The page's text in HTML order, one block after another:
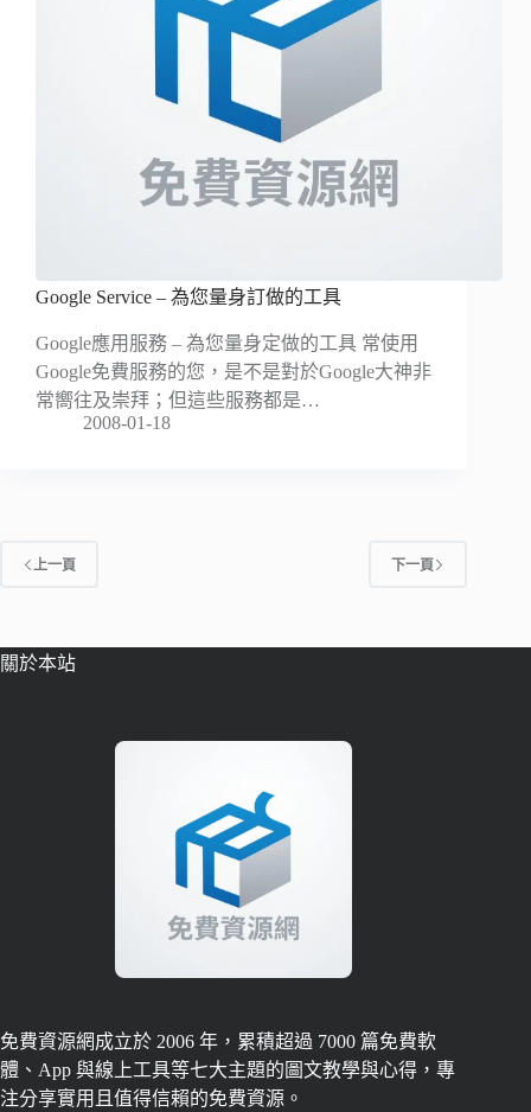
Google Service – 為您量身訂做的工具
Google應用服務 – 為您量身定做的工具 常使用
Google免費服務的您，是不是對於Google大神非
常嚮往及崇拜；但這些服務都是…
2008-01-18
上一頁 下一頁
關於本站
免費資源網成立於 2006 年，累積超過 7000 篇免費軟
體、App 與線上工具等七大主題的圖文教學與心得，專
注分享實用且值得信賴的免費資源。